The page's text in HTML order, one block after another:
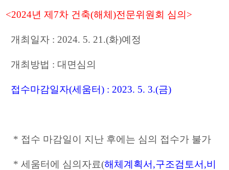
<2024년 제7차 건축(해체)전문위원회 심의>
개최일자 : 2024. 5. 21.(화)예정
개최방법 : 대면심의
접수마감일자(세움터) : 2023. 5. 3.(금)
* 접수 마감일이 지난 후에는 심의 접수가 불가
* 세움터에 심의자료(해체계획서,구조검토서,비